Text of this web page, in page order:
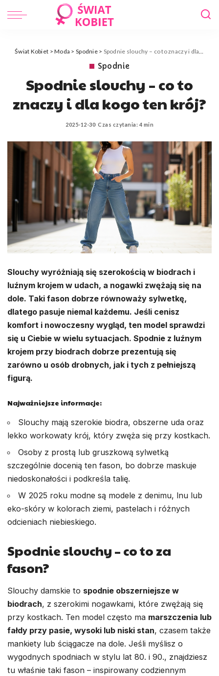
Świat Kobiet >Moda > Spodnie> Spodnie slouchy – co to znaczy i dla kogo ten krój?
Spodnie
Spodnie slouchy – co to
znaczy i dla kogo ten krój?
2025-12-30 Czas czytania: 4 min
Slouchy wyróżniają się szerokością w biodrach i
luźnym krojem w udach, a nogawki zwężają się na
dole. Taki fason dobrze równoważy sylwetkę,
dlatego pasuje niemal każdemu. Jeśli cenisz
komfort i nowoczesny wygląd, ten model sprawdzi
się u Ciebie w wielu sytuacjach. Spodnie z luźnym
krojem przy biodrach dobrze prezentują się
zarówno u osób drobnych, jak i tych z pełniejszą
figurą.
Najważniejsze informacje:
Slouchy mają szerokie biodra, obszerne uda oraz
lekko workowaty krój, który zwęża się przy kostkach.
Osoby z prostą lub gruszkową sylwetką
szczególnie docenią ten fason, bo dobrze maskuje
niedoskonałości i podkreśla talię.
W 2025 roku modne są modele z denimu, lnu lub
eko-skóry w kolorach ziemi, pastelach i różnych
odcieniach niebieskiego.
Spodnie slouchy – co to za
fason?
Slouchy damskie to spodnie obszerniejsze w
biodrach, z szerokimi nogawkami, które zwężają się
przy kostkach. Ten model często ma marszczenia lub
fałdy przy pasie, wysoki lub niski stan, czasem także
mankiety lub ściągacze na dole. Jeśli myślisz o
wygodnych spodniach w stylu lat 80. i 90., znajdziesz
tu właśnie taki fason – inspirowany codziennym